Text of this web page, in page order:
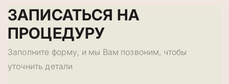
ЗАПИСАТЬСЯ НА
ПРОЦЕДУРУ
Заполните форму, и мы Вам позвоним, чтобы
уточнить детали